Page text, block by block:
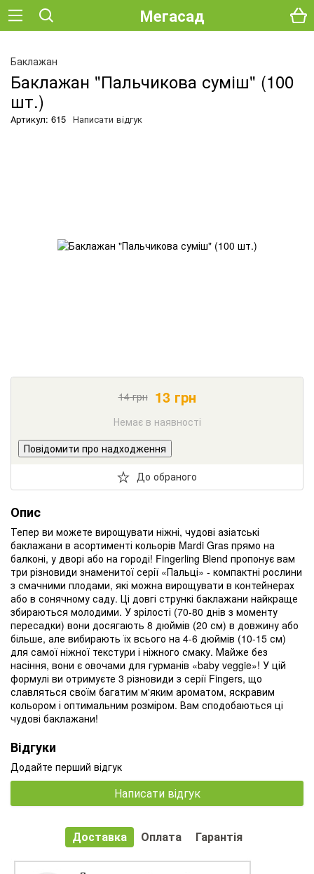
Мегасад
Баклажан
Баклажан "Пальчикова суміш" (100
шт.)
Артикул: 615 Написати відгук
14грн 13грн
Немає в наявності
Повідомити про надходження
До обраного
Опис
Тепер ви можете вирощувати ніжні, чудові азіатські
баклажани в асортименті кольорів Mardi Gras прямо на
балконі, у дворі або на городі! Fingerling Blend пропонує вам
три різновиди знаменитої серії «Пальці» - компактні рослини
з смачними плодами, які можна вирощувати в контейнерах
або в сонячному саду. Ці довгі стрункі баклажани найкраще
збираються молодими. У зрілості (70-80 днів з моменту
пересадки) вони досягають 8 дюймів (20 см) в довжину або
більше, але вибирають їх всього на 4-6 дюймів (10-15 см)
для самої ніжної текстури і ніжного смаку. Майже без
насіння, вони є овочами для гурманів «baby veggie»! У цій
формулі ви отримуєте 3 різновиди з серії Fingers, що
славляться своїм багатим м'яким ароматом, яскравим
кольором і оптимальним розміром. Вам сподобаються ці
чудові баклажани!
Відгуки
Додайте перший відгук
Написати відгук
Доставка Оплата Гарантія